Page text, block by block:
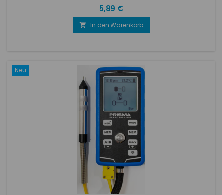
Preis
5,89 €
 In den Warenkorb
Neu